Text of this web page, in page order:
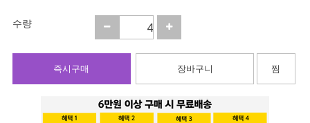
수량
즉시구매 장바구니 찜